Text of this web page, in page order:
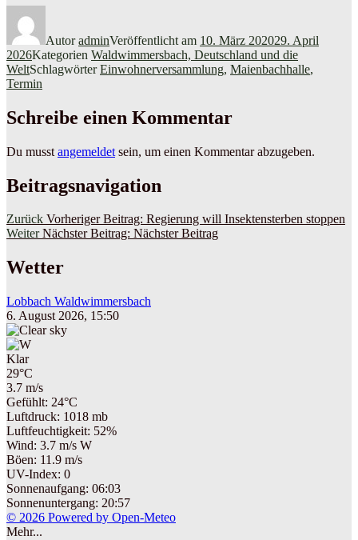
AutoradminVeröffentlicht am 10. März 202029. April
2026Kategorien Waldwimmersbach, Deutschland und die
WeltSchlagwörterEinwohnerversammlung, Maienbachhalle,
Termin
Schreibe einen Kommentar
Du musst angemeldet sein, um einen Kommentar abzugeben.
Beitragsnavigation
Zurück Vorheriger Beitrag: Regierung will Insektensterben stoppen
Weiter Nächster Beitrag: Nächster Beitrag
Wetter
Lobbach Waldwimmersbach
6. August 2026, 15:50
Klar
29°C
3.7 m/s
Gefühlt: 24°C
Luftdruck: 1018 mb
Luftfeuchtigkeit: 52%
Wind: 3.7 m/s W
Böen: 11.9 m/s
UV-Index: 0
Sonnenaufgang: 06:03
Sonnenuntergang: 20:57
© 2026 Powered by Open-Meteo
Mehr...